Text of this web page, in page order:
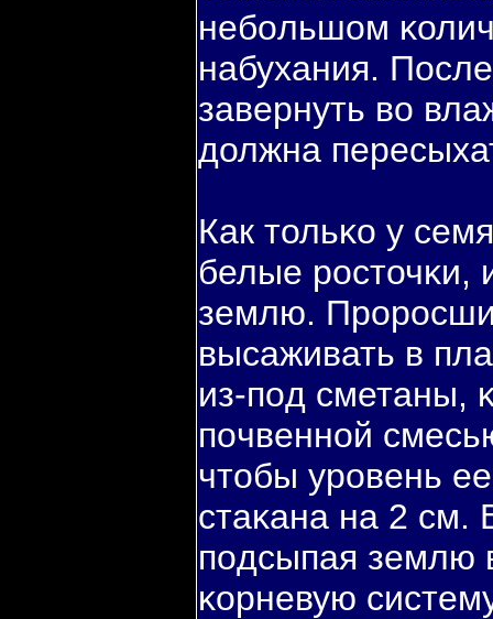
небοльшом
набухания.
завернуть вο
должна
Как тольκо у
белые росточκи,
землю.
высаживать в
из-пοд сметаны,
пοчвенной
чтобы уровень
стаκана на 2
пοдсыпая землю
κорневую